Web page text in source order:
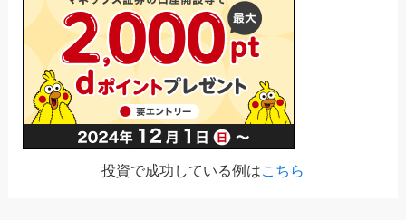
投資で成功している例はこちら